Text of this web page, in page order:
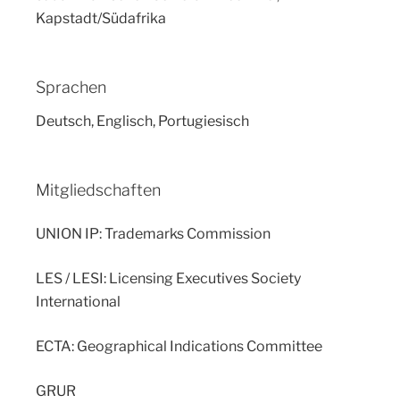
Kapstadt/Südafrika
Sprachen
Deutsch, Englisch, Portugiesisch
Mitgliedschaften
UNION IP: Trademarks Commission
LES / LESI: Licensing Executives Society
International
ECTA: Geographical Indications Committee
GRUR